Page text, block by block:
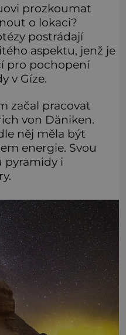
prozkoumat
o lokaci?
postrádají
aspektu, jenž je
pro pochopení
v Gíze.
začal pracovat
von Däniken.
něj měla být
energie. Svou
pyramidy i